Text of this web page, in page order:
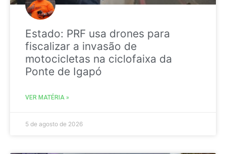
Estado: PRF usa drones para
fiscalizar a invasão de
motocicletas na ciclofaixa da
Ponte de Igapó
VER MATÉRIA »
5 de agosto de 2026